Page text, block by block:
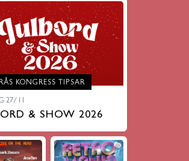
KONGRESS TIPSAR
27/11
& SHOW 2026